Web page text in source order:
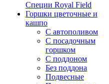
Специи Royal Field
Горшки цветочные и
кашпо
С автополивом
С посадочным
горшком
С поддоном
Без поддона
Подвесные